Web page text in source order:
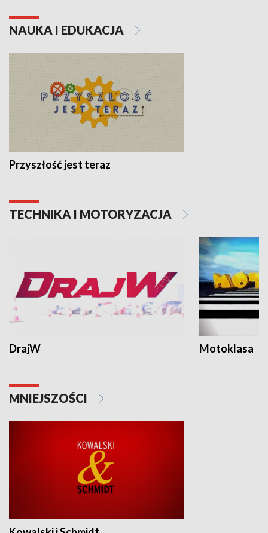
NAUKA I EDUKACJA
Przyszłość jest teraz
TECHNIKA I MOTORYZACJA
DrajW Motoklasa
MNIEJSZOŚCI